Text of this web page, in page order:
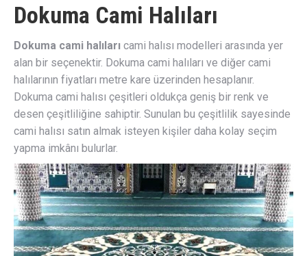
Dokuma Cami Halıları
Dokuma cami halıları cami halısı modelleri arasında yer
alan bir seçenektir. Dokuma cami halıları ve diğer cami
halılarının fiyatları metre kare üzerinden hesaplanır.
Dokuma cami halısı çeşitleri oldukça geniş bir renk ve
desen çeşitliliğine sahiptir. Sunulan bu çeşitlilik sayesinde
cami halısı satın almak isteyen kişiler daha kolay seçim
yapma imkânı bulurlar.